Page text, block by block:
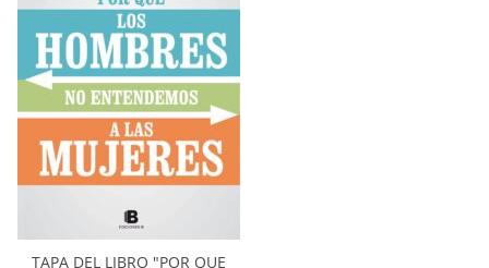
TAPA DEL LIBRO "POR QUE